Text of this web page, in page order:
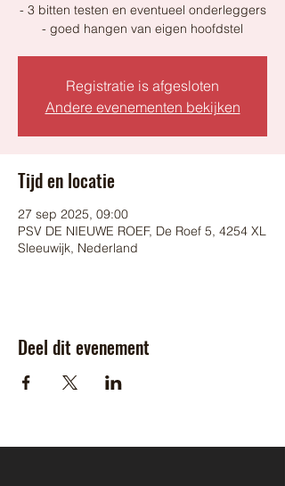
- 3 bitten testen en eventueel onderleggers
Registratie is afgesloten
Andere evenementen bekijken
Tijd en locatie
27 sep 2025, 09:00
PSV DE NIEUWE ROEF, De Roef 5, 4254 XL
Sleeuwijk, Nederland
Deel dit evenement